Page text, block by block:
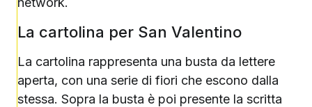
La cartolina per San Valentino
La cartolina rappresenta una busta da lettere
aperta, con una serie di fiori che escono dalla
stessa. Sopra la busta è poi presente la scritta